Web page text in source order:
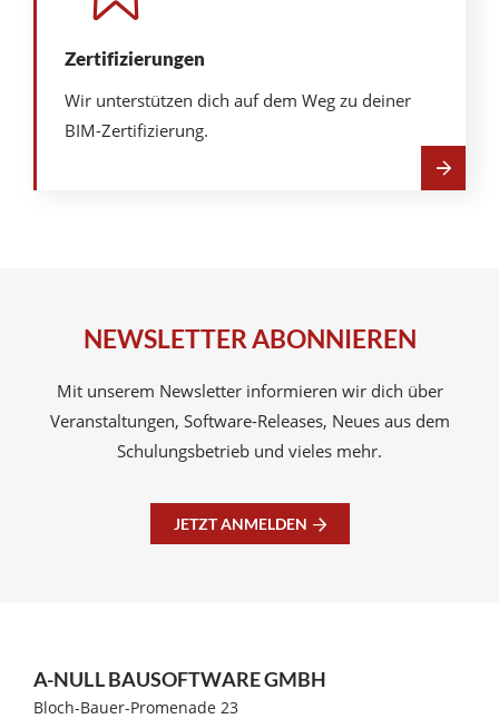
Zertifizierungen
Wir unterstützen dich auf dem Weg zu deiner
BIM-Zertifizierung.
NEWSLETTER ABONNIEREN
Mit unserem Newsletter informieren wir dich über
Veranstaltungen, Software-Releases, Neues aus dem
Schulungsbetrieb und vieles mehr.
JETZT ANMELDEN
A-NULL BAUSOFTWARE GMBH
Bloch-Bauer-Promenade 23